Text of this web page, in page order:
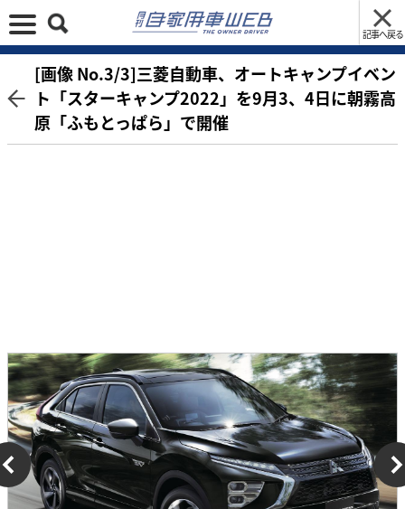
記事へ戻る
[画像 No.3/3]三菱自動車、オートキャンプイベン
ト「スターキャンプ2022」を9月3、4日に朝霧高
原「ふもとっぱら」で開催